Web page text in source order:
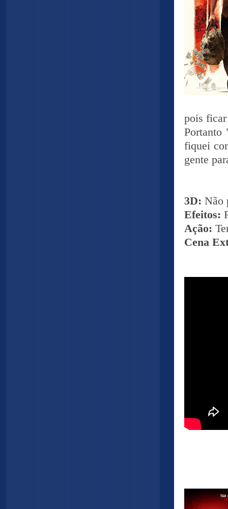
pois
fiquei
gente
3D: Não
Efeitos:
Ação:
Cena